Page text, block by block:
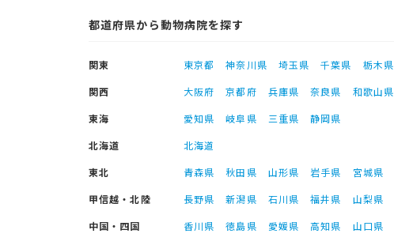
都道府県から動物病院を探す
関東 東京都 神奈川県 埼玉県 千葉県 栃木県
関西
大阪府 京都府 兵庫県 奈良県 和歌山県
東海
愛知県 岐阜県 三重県
静岡県
北海道
北海道
東北
青森県 秋田県 山形県 岩手県 宮城県
甲信越・北陸
長野県 新潟県 石川県 福井県 山梨県
中国・四国
香川県 徳島県 愛媛県 高知県 山口県